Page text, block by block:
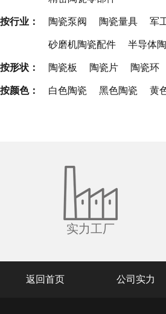
按行业： 陶瓷泵阀 陶瓷量具 军
砂磨机陶瓷配件 半导体
按形状： 陶瓷板 陶瓷片 陶瓷环
按颜色： 白色陶瓷 黑色陶瓷 黄
实力工厂
返回首页 公司实力